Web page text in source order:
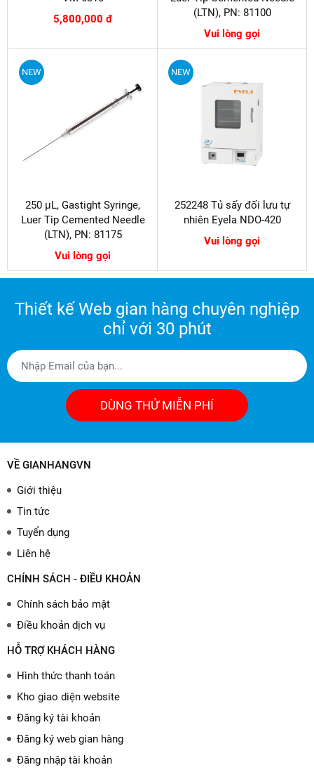
5,800,000 đ
(LTN), PN: 81100
Vui lòng gọi
NEW
250 µL, Gastight Syringe,
Luer Tip Cemented Needle
(LTN), PN: 81175
Vui lòng gọi
NEW
252248 Tủ sấy đối lưu tự
nhiên Eyela NDO-420
Vui lòng gọi
Thiết kế Web gian hàng chuyên nghiệp
chỉ với 30 phút
DÙNG THỬ MIỄN PHÍ
VỀ GIANHANGVN
Giới thiệu
Tin tức
Tuyển dụng
Liên hệ
CHÍNH SÁCH - ĐIỀU KHOẢN
Chính sách bảo mật
Điều khoản dịch vụ
HỖ TRỢ KHÁCH HÀNG
Hình thức thanh toán
Kho giao diện website
Đăng ký tài khoản
Đăng ký web gian hàng
Đăng nhập tài khoản